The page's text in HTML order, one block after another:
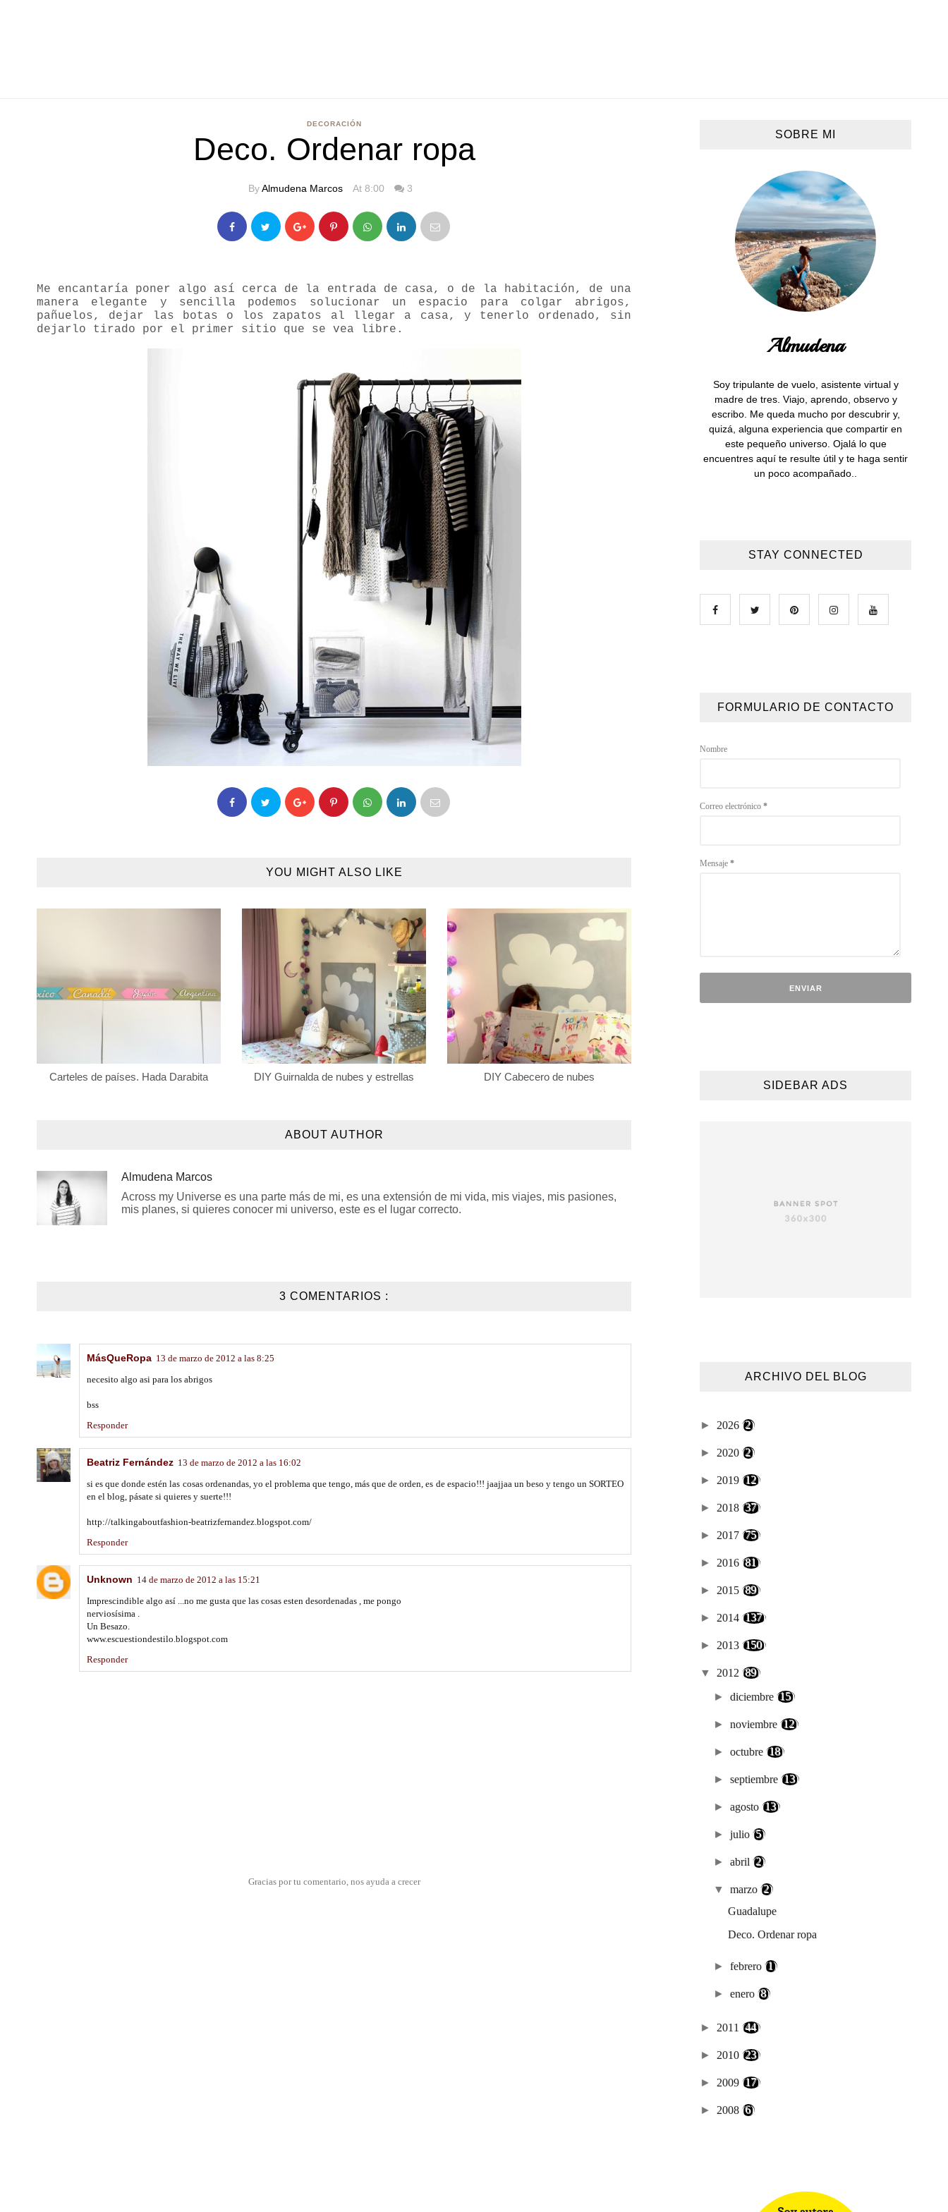
DECORACIÓN
Deco. Ordenar ropa
ByAlmudena Marcos At 8:00 3
Me encantaría poner algo así cerca de la entrada de casa, o de la habitación, de una
manera elegante y sencilla podemos solucionar un espacio para colgar abrigos,
pañuelos, dejar las botas o los zapatos al llegar a casa, y tenerlo ordenado, sin
dejarlo tirado por el primer sitio que se vea libre.
YOU MIGHT ALSO LIKE
Carteles de países. Hada Darabita DIY Guirnalda de nubes y estrellas DIY Cabecero de nubes
ABOUT AUTHOR
Almudena Marcos
Across my Universe es una parte más de mi, es una extensión de mi vida, mis viajes, mis pasiones,
mis planes, si quieres conocer mi universo, este es el lugar correcto.
3 COMENTARIOS :
MásQueRopa 13 de marzo de 2012 a las 8:25
necesito algo asi para los abrigos
bss
Responder
Beatriz Fernández 13 de marzo de 2012 a las 16:02
si es que donde estén las cosas ordenandas, yo el problema que tengo, más que de orden, es de espacio!!! jaajjaa un beso y tengo un SORTEO
en el blog, pásate si quieres y suerte!!!
http://talkingaboutfashion-beatrizfernandez.blogspot.com/
Responder
Unknown 14 de marzo de 2012 a las 15:21
Imprescindible algo así ...no me gusta que las cosas esten desordenadas , me pongo
nerviosísima .
Un Besazo.
www.escuestiondestilo.blogspot.com
Responder
Gracias por tu comentario, nos ayuda a crecer
SOBRE MI
Almudena
Soy tripulante de vuelo, asistente virtual y
madre de tres. Viajo, aprendo, observo y
escribo. Me queda mucho por descubrir y,
quizá, alguna experiencia que compartir en
este pequeño universo. Ojalá lo que
encuentres aquí te resulte útil y te haga sentir
un poco acompañado..
STAY CONNECTED
FORMULARIO DE CONTACTO
Nombre
Correo electrónico *
Mensaje *
SIDEBAR ADS
ARCHIVO DEL BLOG
► 2026 (2)
► 2020 (2)
► 2019 (12)
► 2018 (37)
► 2017 (75)
► 2016 (81)
► 2015 (89)
► 2014 (137)
► 2013 (150)
▼ 2012 (89)
►diciembre (15)
►noviembre (12)
►octubre (18)
►septiembre (13)
►agosto (13)
►julio(5)
►abril(2)
▼marzo(2)
Guadalupe
Deco. Ordenar ropa
►febrero(1)
►enero(8)
► 2011 (44)
► 2010 (23)
► 2009 (17)
► 2008 (6)